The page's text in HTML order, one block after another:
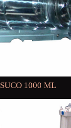
SUCO 1000 ML